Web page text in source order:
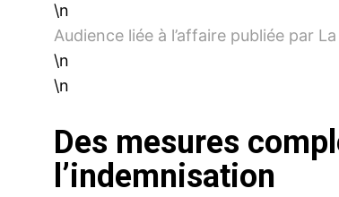
\n
Audience liée à l’affaire publiée par
\n
\n
Des mesures
l’indemnisation